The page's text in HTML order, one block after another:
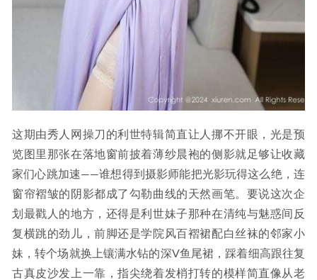
这期由秀人网操刀的利世特辑简直让人挪不开眼，光是预
览图里那张在落地窗前披着薄纱晨袍的侧影就足够让收藏
家们心跳加速——谁想得到摄影师能把光影玩得这么绝，连
窗帘褶皱的阴影都成了勾勒曲线的天然画笔。要说这次企
划最戳人的地方，还得是利世妹子那种在清纯与魅惑间反
复横跳的劲儿，前脚还是学院风百褶裙配白丝袜的邻家小
妹，转个场就换上镶满水钻的深V鱼尾裙，踩着细高跟往复
古真皮沙发上一靠，指尖绕着发梢打转的模样简直像从老